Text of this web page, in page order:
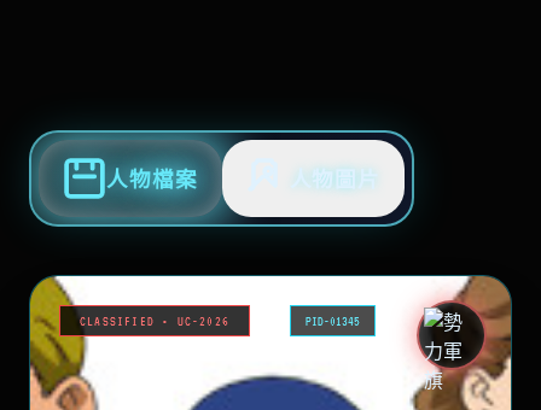
人物檔案 人物圖片
CLASSIFIED • UC-2026 PID-01345